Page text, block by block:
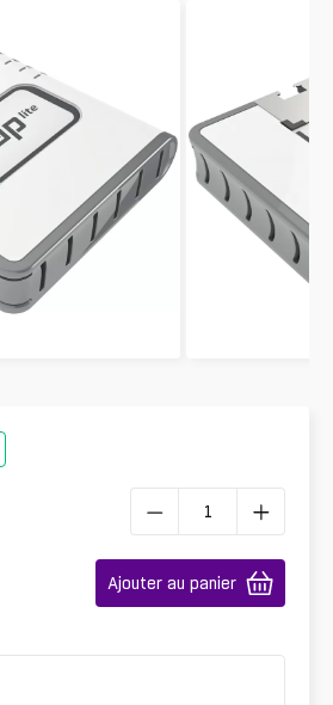
Ajouter au panier